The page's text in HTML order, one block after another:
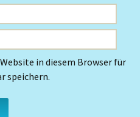
in diesem Browser für
speichern.